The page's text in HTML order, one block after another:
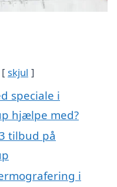
skjul
speciale i
hjælpe med?
tilbud på
i